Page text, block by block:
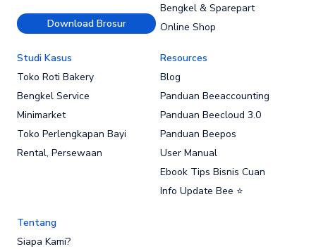
Download Brosur
Bengkel & Sparepart
Online Shop
Studi Kasus
Toko Roti Bakery
Bengkel Service
Minimarket
Toko Perlengkapan Bayi
Rental, Persewaan
Resources
Blog
Panduan Beeaccounting
Panduan Beecloud 3.0
Panduan Beepos
User Manual
Ebook Tips Bisnis Cuan
Info Update Bee ⭐
Tentang
Siapa Kami?